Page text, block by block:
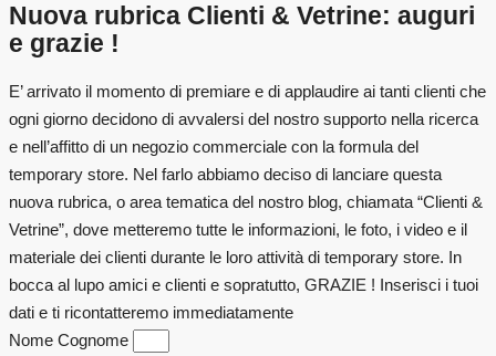
Nuova rubrica Clienti & Vetrine: auguri
e grazie !
E’ arrivato il momento di premiare e di applaudire ai tanti clienti che
ogni giorno decidono di avvalersi del nostro supporto nella ricerca
e nell’affitto di un negozio commerciale con la formula del
temporary store. Nel farlo abbiamo deciso di lanciare questa
nuova rubrica, o area tematica del nostro blog, chiamata “Clienti &
Vetrine”, dove metteremo tutte le informazioni, le foto, i video e il
materiale dei clienti durante le loro attività di temporary store. In
bocca al lupo amici e clienti e sopratutto, GRAZIE ! Inserisci i tuoi
dati e ti ricontatteremo immediatamente
Nome Cognome